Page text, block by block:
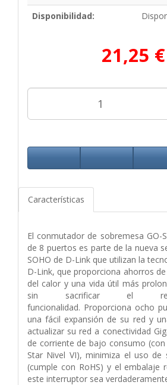
Disponibilidad:
21,25 €
Características
El conmutador de sobremesa GO-
de 8 puertos es parte de la nueva
SOHO de D-Link que utilizan la
D-Link, que proporciona ahorros
del calor y una vida útil más
sin sacrificar el
funcionalidad. Proporciona ocho
una fácil expansión de su red y
actualizar su red a conectividad
de corriente de bajo consumo (con
Star Nivel VI), minimiza el uso de
(cumple con RoHS) y el embalaje
este interruptor sea